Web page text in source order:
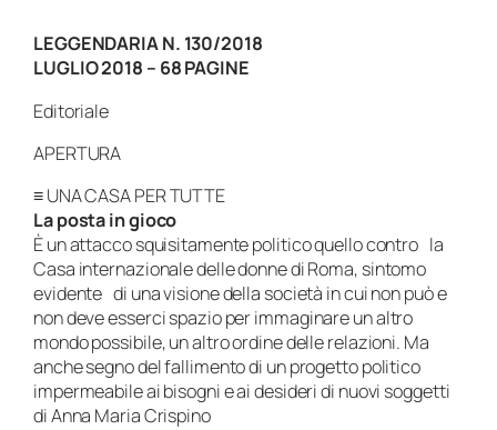
LEGGENDARIA N. 130/2018
LUGLIO 2018 – 68 PAGINE
Editoriale
APERTURA
≡ UNA CASA PER TUTTE
La posta in gioco
È un attacco squisitamente politico quello contro la
Casa internazionale delle donne di Roma, sintomo
evidente di una visione della società in cui non può e
non deve esserci spazio per immaginare un altro
mondo possibile, un altro ordine delle relazioni. Ma
anche segno del fallimento di un progetto politico
impermeabile ai bisogni e ai desideri di nuovi soggetti
di Anna Maria Crispino